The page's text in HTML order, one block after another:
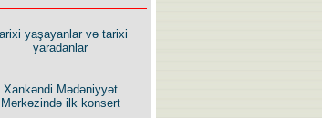
yaşayanlar və tarixi
yaradanlar
Xankəndi Mədəniyyət
Mərkəzində ilk konsert